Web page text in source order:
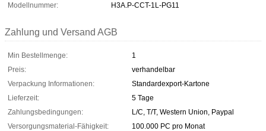
Modellnummer:
H3A.P-CCT-1L-PG11
Zahlung und Versand AGB
Min Bestellmenge:
1
Preis:
verhandelbar
Verpackung Informationen:
Standardexport-Kartone
Lieferzeit:
5 Tage
Zahlungsbedingungen:
L/C, T/T, Western Union, Paypal
Versorgungsmaterial-Fähigkeit:
100.000 PC pro Monat